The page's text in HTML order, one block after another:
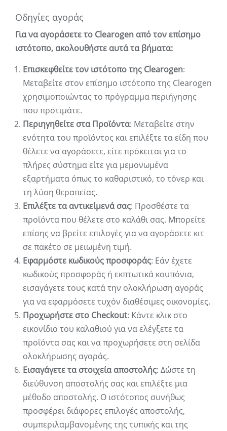
Οδηγίες αγοράς
Για να αγοράσετε το Clearogen από τον επίσημο
ιστότοπο, ακολουθήστε αυτά τα βήματα:
Επισκεφθείτε τον ιστότοπο της Clearogen:
Μεταβείτε στον επίσημο ιστότοπο της Clearogen
χρησιμοποιώντας το πρόγραμμα περιήγησης
που προτιμάτε.
Περιηγηθείτε στα Προϊόντα: Μεταβείτε στην
ενότητα του προϊόντος και επιλέξτε τα είδη που
θέλετε να αγοράσετε, είτε πρόκειται για το
πλήρες σύστημα είτε για μεμονωμένα
εξαρτήματα όπως το καθαριστικό, το τόνερ και
τη λύση θεραπείας.
Επιλέξτε τα αντικείμενά σας: Προσθέστε τα
προϊόντα που θέλετε στο καλάθι σας. Μπορείτε
επίσης να βρείτε επιλογές για να αγοράσετε κιτ
σε πακέτο σε μειωμένη τιμή.
Εφαρμόστε κωδικούς προσφοράς: Εάν έχετε
κωδικούς προσφοράς ή εκπτωτικά κουπόνια,
εισαγάγετε τους κατά την ολοκλήρωση αγοράς
για να εφαρμόσετε τυχόν διαθέσιμες οικονομίες.
Προχωρήστε στο Checkout: Κάντε κλικ στο
εικονίδιο του καλαθιού για να ελέγξετε τα
προϊόντα σας και να προχωρήσετε στη σελίδα
ολοκλήρωσης αγοράς.
Εισαγάγετε τα στοιχεία αποστολής: Δώστε τη
διεύθυνση αποστολής σας και επιλέξτε μια
μέθοδο αποστολής. Ο ιστότοπος συνήθως
προσφέρει διάφορες επιλογές αποστολής,
συμπεριλαμβανομένης της τυπικής και της